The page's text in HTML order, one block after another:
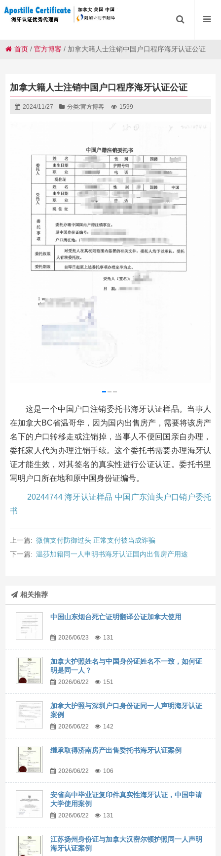
首页 /官方博客 / 加拿大籍人士注销中国户口程序海牙认证公证
加拿大籍人士注销中国户口程序海牙认证公证
2024/11/27 分类:官方博客 1599
这是一个中国户口注销委托书海牙认证样品。当事人
在加拿大BC省温哥华，因为国内出售房产，需要将该房产
名下的户口转移走或注销掉，当事人不便回国亲自办理，
委托家人代为办理注销手续。这个委托书需要办理海牙认
证才能生效，对其签名的真实性进行公证认证。委托书里
写明户口所在地和原中国身份证编号。
20244744 海牙认证样品 中国广东汕头户口销户委托
书
上一篇: 微信支付防御过头 正常支付被当成诈骗
下一篇: 温莎加籍同一人申明书海牙认证国内出售房产用途
相关推荐
中国山东烟台死亡证明翻译公证加拿大使用
2026/06/23 131
加拿大护照姓名与中国身份证姓名不一致，如何证
明是同一人？
2026/06/22 151
加拿大护照与深圳户口身份证同一人声明海牙认证
案例
2026/06/22 142
继承取得济南房产出售委托书海牙认证案例
2026/06/22 106
安省高中毕业证复印件真实性海牙认证，中国申请
大学使用案例
2026/06/22 131
江苏扬州身份证与加拿大汉密尔顿护照同一人声明
海牙认证案例